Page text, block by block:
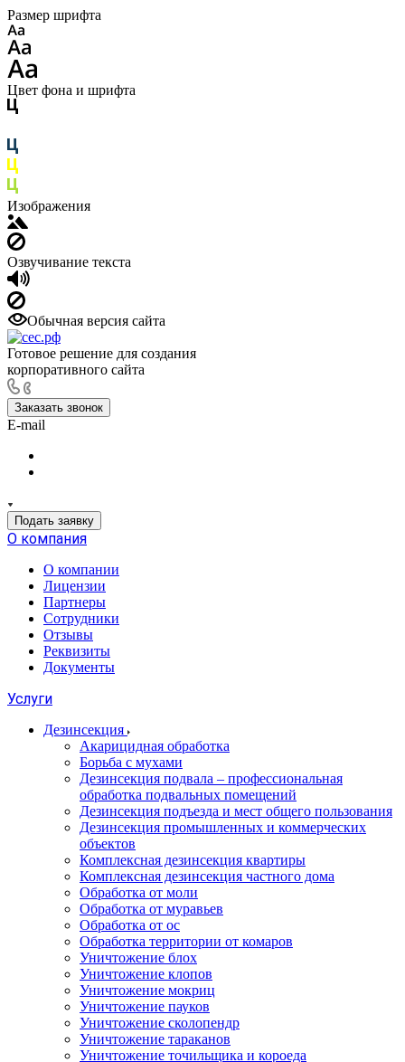
Размер шрифта
Цвет фона и шрифта
Изображения
Озвучивание текста
Обычная версия сайта
Готовое решение для создания
корпоративного сайта
Заказать звонок
E-mail
Подать заявку
О компания
О компании
Лицензии
Партнеры
Сотрудники
Отзывы
Реквизиты
Документы
Услуги
Дезинсекция
Акарицидная обработка
Борьба с мухами
Дезинсекция подвала – профессиональная
обработка подвальных помещений
Дезинсекция подъезда и мест общего пользования
Дезинсекция промышленных и коммерческих
объектов
Комплексная дезинсекция квартиры
Комплексная дезинсекция частного дома
Обработка от моли
Обработка от муравьев
Обработка от ос
Обработка территории от комаров
Уничтожение блох
Уничтожение клопов
Уничтожение мокриц
Уничтожение пауков
Уничтожение сколопендр
Уничтожение тараканов
Уничтожение точильщика и короеда